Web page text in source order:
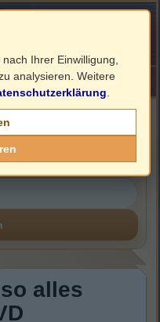
DVD Infos
alles
Ihrer Einwilligung,
analysieren. Weitere